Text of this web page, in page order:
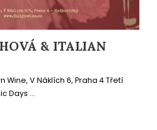
& ITALIAN
Wine, V Náklích 6, Praha 4 Třetí
Days ...